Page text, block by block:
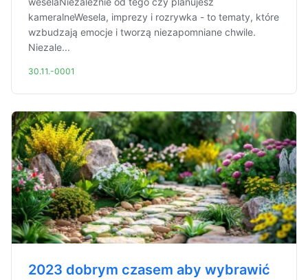
kameralneWesela, imprezy i rozrywka - to tematy, które
wzbudzają emocje i tworzą niezapomniane chwile.
Niezale...
30.11.-0001
2023 dobrym czasem aby wybrawić